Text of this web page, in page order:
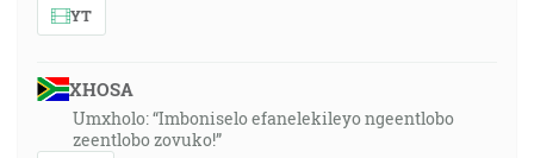
YT
XHOSA
Umxholo: “Imboniselo efanelekileyo ngeentlobo
zeentlobo zovuko!”